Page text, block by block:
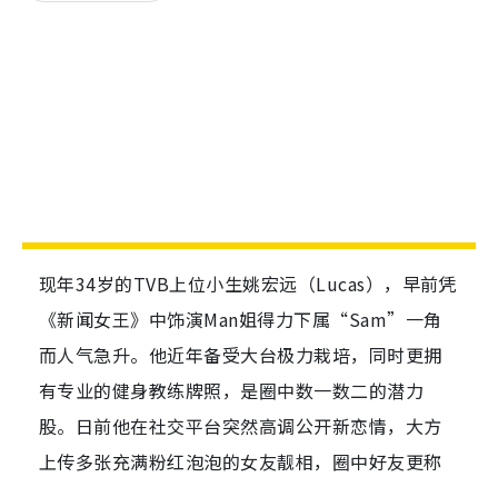
现年34岁的TVB上位小生姚宏远（Lucas），早前凭
《新闻女王》中饰演Man姐得力下属“Sam”一角
而人气急升。他近年备受大台极力栽培，同时更拥
有专业的健身教练牌照，是圈中数一数二的潜力
股。日前他在社交平台突然高调公开新恋情，大方
上传多张充满粉红泡泡的女友靓相，圈中好友更称